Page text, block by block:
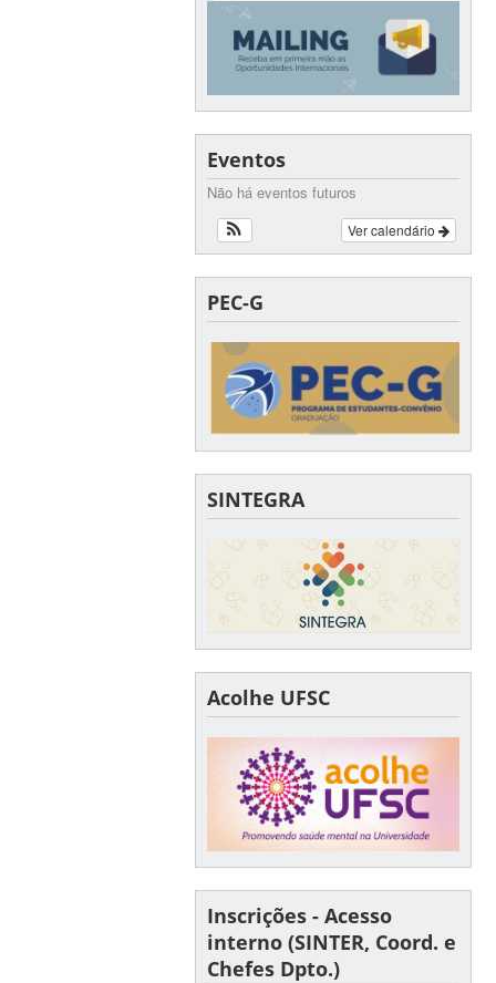
Eventos
Não há eventos futuros
Ver calendário
PEC-G
SINTEGRA
Acolhe UFSC
Inscrições - Acesso
interno (SINTER, Coord. e
Chefes Dpto.)